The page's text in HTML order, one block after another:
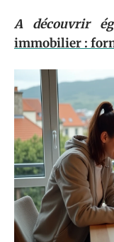
A découvrir
immobilier :